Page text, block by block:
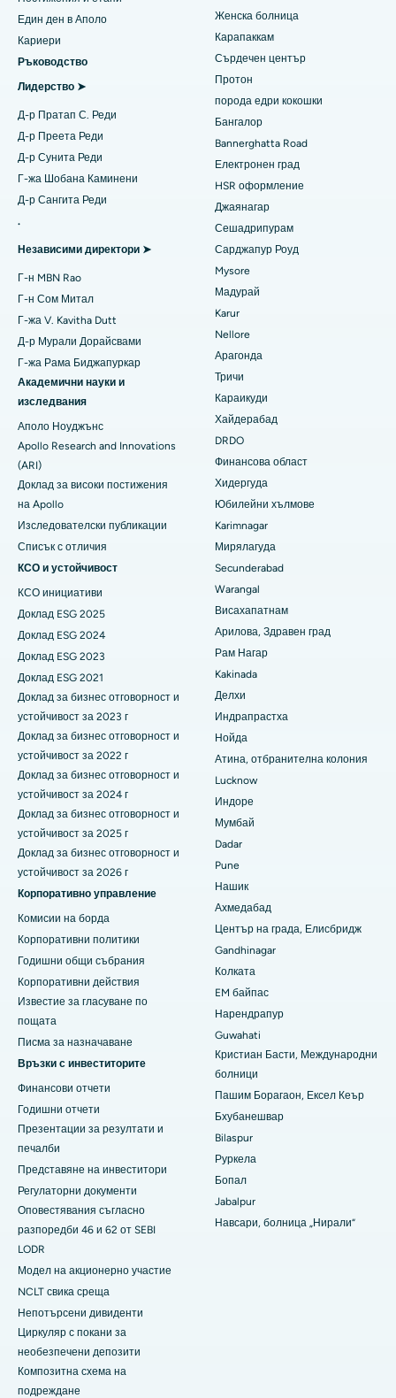
Намерете уролог
Намерете диабетолог
Намерете гинеколог
Намерете общопрактикуващ лекар
Намерете психолог
Намерете общ хирург
Най-добрата болница в Kovai Road, Karur
Най-добрата болница в Карапаккам, Ченай
Най-добрата болница в Арилова, Визаг
Най-добрата болница на Канпур Роуд, Лакнау
Най-добрата болница в Сектор-26, Нойда
Най-добрата болница в Гандинагар, Ахмедабад
Най-добрата болница в Арагонда, Андра Прадеш
Най-добрата болница на Банергата Роуд, Бангалор
Най-добрата болница в Блок-15, Бхубанешвар
Най-добрата болница на Seepat Road, Bilaspur
Най-добрата болница в Елисбридж, Ахмедабад
Най-добрата болница в Ню Делхи
Най-добрата болница в DRDO, Хайдерабад
Най-добрата болница на GS Road, Гувахати
Най-добрата болница в Хайдергуда, Хайдерабад
Най-добрата болница във Виджай Нагар, Индор
Най-добрата болница на главния път Сурярапета,
Какинада
Най-добрата болница на Canal Circular Road, Колката
Най-добрата болница в централния бизнес район Белапур,
Нави Мумбай
Най-добрата болница в Панчавати, Нашик
Най-добрата болница в Секундерабад, Хайдерабад
Най-добрата болница в Сешадрипурам, Бангалор
Най-добрата болница на Уолтейр Мейн Роуд,
Висакхапатнам
Най-добрата болница в Subhash Nagar Road, Каримнагар
Най-добрата болница в Манагари, Караикуди
Най-добрата болница в Арепали, Варангал
Най-добрата болница в колония Арера, Бхопал
Най-добрата болница в Джаянагар, Бангалор
Най-добрата болница в КК Нагар, Мадурай
Най-добрата болница в Ramji Nagar, Nellore
Най-добрата болница в Сектор-19, Руркела
Най-добрата болница в Суаргейт, Пуна
Най-добрата болница за жени с рак в Южен Делхи
Подмяна на транскатетърния аортен клапан
Ремонт на клапани MitraClip
Минимално инвазивна сърдечна хирургия
Катетърна аблация
Хирургия за възстановяване на ACL
Обратно смяна на рамото
Емболизация на маточната артерия
Рак на гърдата
Брахитерапия
полипектомия
Дълбоко стимулиране на мозъка
Перитонеална диализа
Паратироидектомия
Циторедуктивна хирургия
Тотален керамичен протез за колянна става
ERCP
Един ден в Аполо
Кариери
Ръководство
Лидерство ➤
Д-р Пратап С. Реди
Д-р Преета Реди
Д-р Сунита Реди
Г-жа Шобана Каминени
Д-р Сангита Реди
.
Независими директори ➤
Г-н MBN Rao
Г-н Сом Митал
Г-жа V. Kavitha Dutt
Д-р Мурали Дорайсвами
Г-жа Рама Биджапуркар
Академични науки и
изследвания
Аполо Ноуджънс
Apollo Research and Innovations
(ARI)
Доклад за високи постижения
на Apollo
Изследователски публикации
Списък с отличия
КСО и устойчивост
КСО инициативи
Доклад ESG 2025
Доклад ESG 2024
Доклад ESG 2023
Доклад ESG 2021
Доклад за бизнес отговорност и
устойчивост за 2023 г
Доклад за бизнес отговорност и
устойчивост за 2022 г
Доклад за бизнес отговорност и
устойчивост за 2024 г
Доклад за бизнес отговорност и
устойчивост за 2025 г
Доклад за бизнес отговорност и
устойчивост за 2026 г
Корпоративно управление
Комисии на борда
Корпоративни политики
Годишни общи събрания
Корпоративни действия
Известие за гласуване по
пощата
Писма за назначаване
Връзки с инвеститорите
Финансови отчети
Годишни отчети
Презентации за резултати и
печалби
Представяне на инвеститори
Регулаторни документи
Оповестявания съгласно
разпоредби 46 и 62 от SEBI
LODR
Модел на акционерно участие
NCLT свика среща
Непотърсени дивиденти
Циркуляр с покани за
необезпечени депозити
Композитна схема на
подреждане
Женска болница
Карапаккам
Сърдечен център
Протон
порода едри кокошки
Бангалор
Bannerghatta Road
Електронен град
HSR оформление
Джаянагар
Сешадрипурам
Сарджапур Роуд
Mysore
Мадурай
Karur
Nellore
Арагонда
Тричи
Караикуди
Хайдерабад
DRDO
Финансова област
Хидергуда
Юбилейни хълмове
Karimnagar
Мирялагуда
Secunderabad
Warangal
Висахапатнам
Арилова, Здравен град
Рам Нагар
Kakinada
Делхи
Индрапрастха
Нойда
Атина, отбранителна колония
Lucknow
Индоре
Мумбай
Dadar
Pune
Нашик
Ахмедабад
Център на града, Елисбридж
Gandhinagar
Колката
EM байпас
Нарендрапур
Guwahati
Кристиан Басти, Международни
болници
Пашим Борагаон, Ексел Кеър
Бхубанешвар
Bilaspur
Руркела
Бопал
Jabalpur
Навсари, болница „Нирали“